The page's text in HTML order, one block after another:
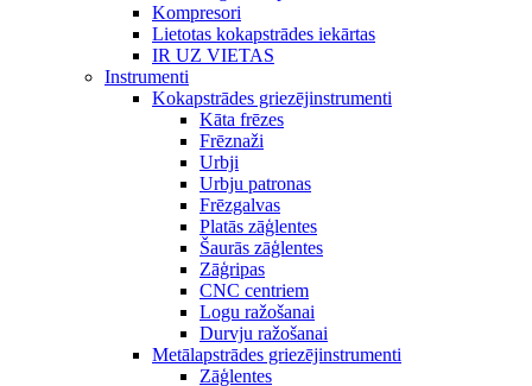
Kompresori
Lietotas kokapstrādes iekārtas
IR UZ VIETAS
Instrumenti
Kokapstrādes griezējinstrumenti
Kāta frēzes
Frēznaži
Urbji
Urbju patronas
Frēzgalvas
Platās zāģlentes
Šaurās zāģlentes
Zāģripas
CNC centriem
Logu ražošanai
Durvju ražošanai
Metālapstrādes griezējinstrumenti
Zāģlentes